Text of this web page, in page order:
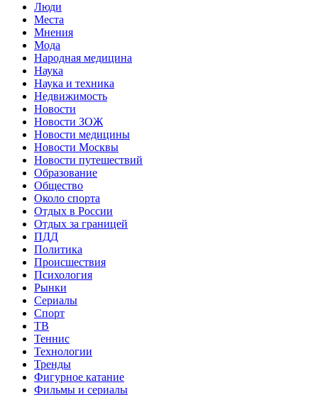
Люди
Места
Мнения
Мода
Народная медицина
Наука
Наука и техника
Недвижимость
Новости
Новости ЗОЖ
Новости медицины
Новости Москвы
Новости путешествий
Образование
Общество
Около спорта
Отдых в России
Отдых за границей
ПДД
Политика
Происшествия
Психология
Рынки
Сериалы
Спорт
ТВ
Теннис
Технологии
Тренды
Фигурное катание
Фильмы и сериалы